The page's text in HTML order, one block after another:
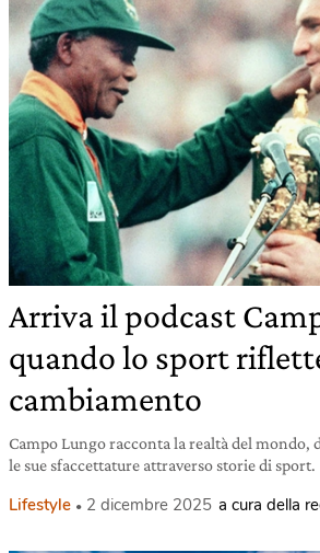
Arriva il podcast
quando lo sport
cambiamento
Campo Lungo racconta la realtà del mondo,
le sue sfaccettature attraverso storie di sport.
Lifestyle 2 dicembre 2025 a cura della